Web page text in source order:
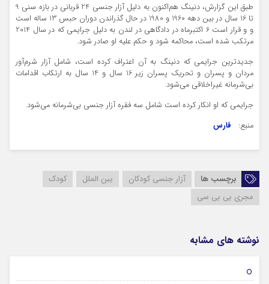
طبق این گزارش، دنینگ هم‌اکنون به دلیل آزار جنسی 24 قربانی در بازه سنی 9
تا 16 سال در بین دهه 1960 و 1980 در حال گذراندن دوران حبس 13 ساله است
و و قرار است 6 اکتبرماه در دادگاهی در لندن به دلیل جرایمی که در سال 2014
مرتکب شده است، محاکمه شود و حکم علیه او صادر شود.
جدیدترین جرایمی که دنینگ به آن اعتراف کرده است، شامل آزار شرم‌آور
مردان و پسران و تحریک پسران زیر 16 سال و 14 سال به ارتکاب اقدامات
بی‌شرمانه غیراخلاقی می‌شود.
جرایمی که او انکار کرده است شامل سه فقره آزار جنسی بی‌شرمانه می‌شود.
منبع: فارس
برچسب ها آزار جنسی کودکان بین الملل
کودک
مجری بی بی سی
نوشته های مشابه